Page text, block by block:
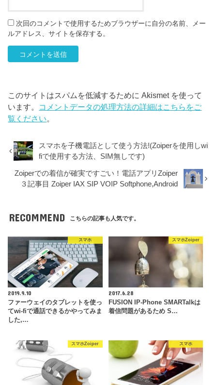
次回のコメントで使用するためブラウザーに自分の名前、メー
ルアドレス、サイトを保存する。
このサイトはスパムを低減するために Akismet を使って
います。 コメントデータの処理方法の詳細はこちらをご
覧ください
スマホを子機電話として使う方法!(Zoiperを使用しwi
fiで使用する方法、SIM無しです)
Zoiperでの着信が確実ですごい！電話アプリZoiper
３記事目 Zoiper IAX SIP VOIP Softphone,Android
RECOMMEND こちらの記事も人気です。
スマホ
2019.9.10
ファーウェイのタブレットを使っ
てwi-fiで通話できるかやってみま
した,…
スマホZoiper
2017.6.28
FUSION IP-Phone SMARTalkは
着信問題があるため S…
スマホZoiper スマホ